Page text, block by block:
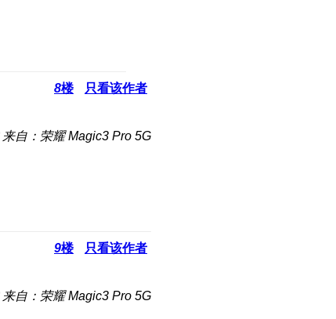
8楼 只看该作者
来自：荣耀 Magic3 Pro 5G
9楼 只看该作者
来自：荣耀 Magic3 Pro 5G